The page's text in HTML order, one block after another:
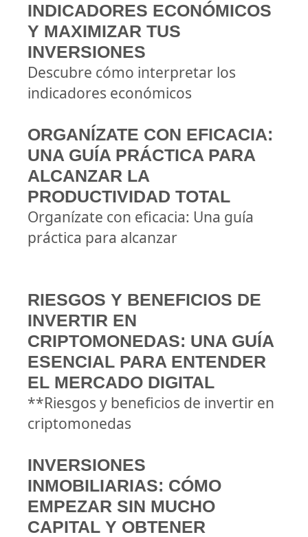
INDICADORES ECONÓMICOS
Y MAXIMIZAR TUS
INVERSIONES
Descubre cómo interpretar los
indicadores económicos
ORGANÍZATE CON EFICACIA:
UNA GUÍA PRÁCTICA PARA
ALCANZAR LA
PRODUCTIVIDAD TOTAL
Organízate con eficacia: Una guía
práctica para alcanzar
RIESGOS Y BENEFICIOS DE
INVERTIR EN
CRIPTOMONEDAS: UNA GUÍA
ESENCIAL PARA ENTENDER
EL MERCADO DIGITAL
**Riesgos y beneficios de invertir en
criptomonedas
INVERSIONES
INMOBILIARIAS: CÓMO
EMPEZAR SIN MUCHO
CAPITAL Y OBTENER